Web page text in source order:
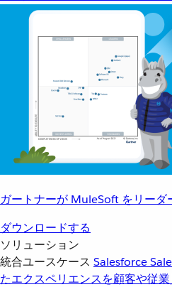
ガートナーが MuleSoft をリーダ
ダウンロードする
ソリューション
統合ユースケース Salesforce
たエクスペリエンスを顧客や従